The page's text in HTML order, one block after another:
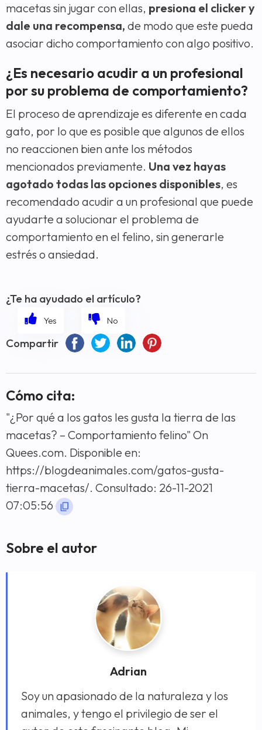
macetas sin jugar con ellas, presiona el clicker y
dale una recompensa, de modo que este pueda
asociar dicho comportamiento con algo positivo.
¿Es necesario acudir a un profesional
por su problema de comportamiento?
El proceso de aprendizaje es diferente en cada
gato, por lo que es posible que algunos de ellos
no reaccionen bien ante los métodos
mencionados previamente. Una vez hayas
agotado todas las opciones disponibles, es
recomendado acudir a un profesional que puede
ayudarte a solucionar el problema de
comportamiento en el felino, sin generarle
estrés o ansiedad.
¿Te ha ayudado el artículo?
Compartir
Cómo cita:
"¿Por qué a los gatos les gusta la tierra de las
macetas? – Comportamiento felino" On
Quees.com. Disponible en:
https://blogdeanimales.com/gatos-gusta-
tierra-macetas/. Consultado: 26-11-2021
07:05:56
Sobre el autor
Adrian
Soy un apasionado de la naturaleza y los
animales, y tengo el privilegio de ser el